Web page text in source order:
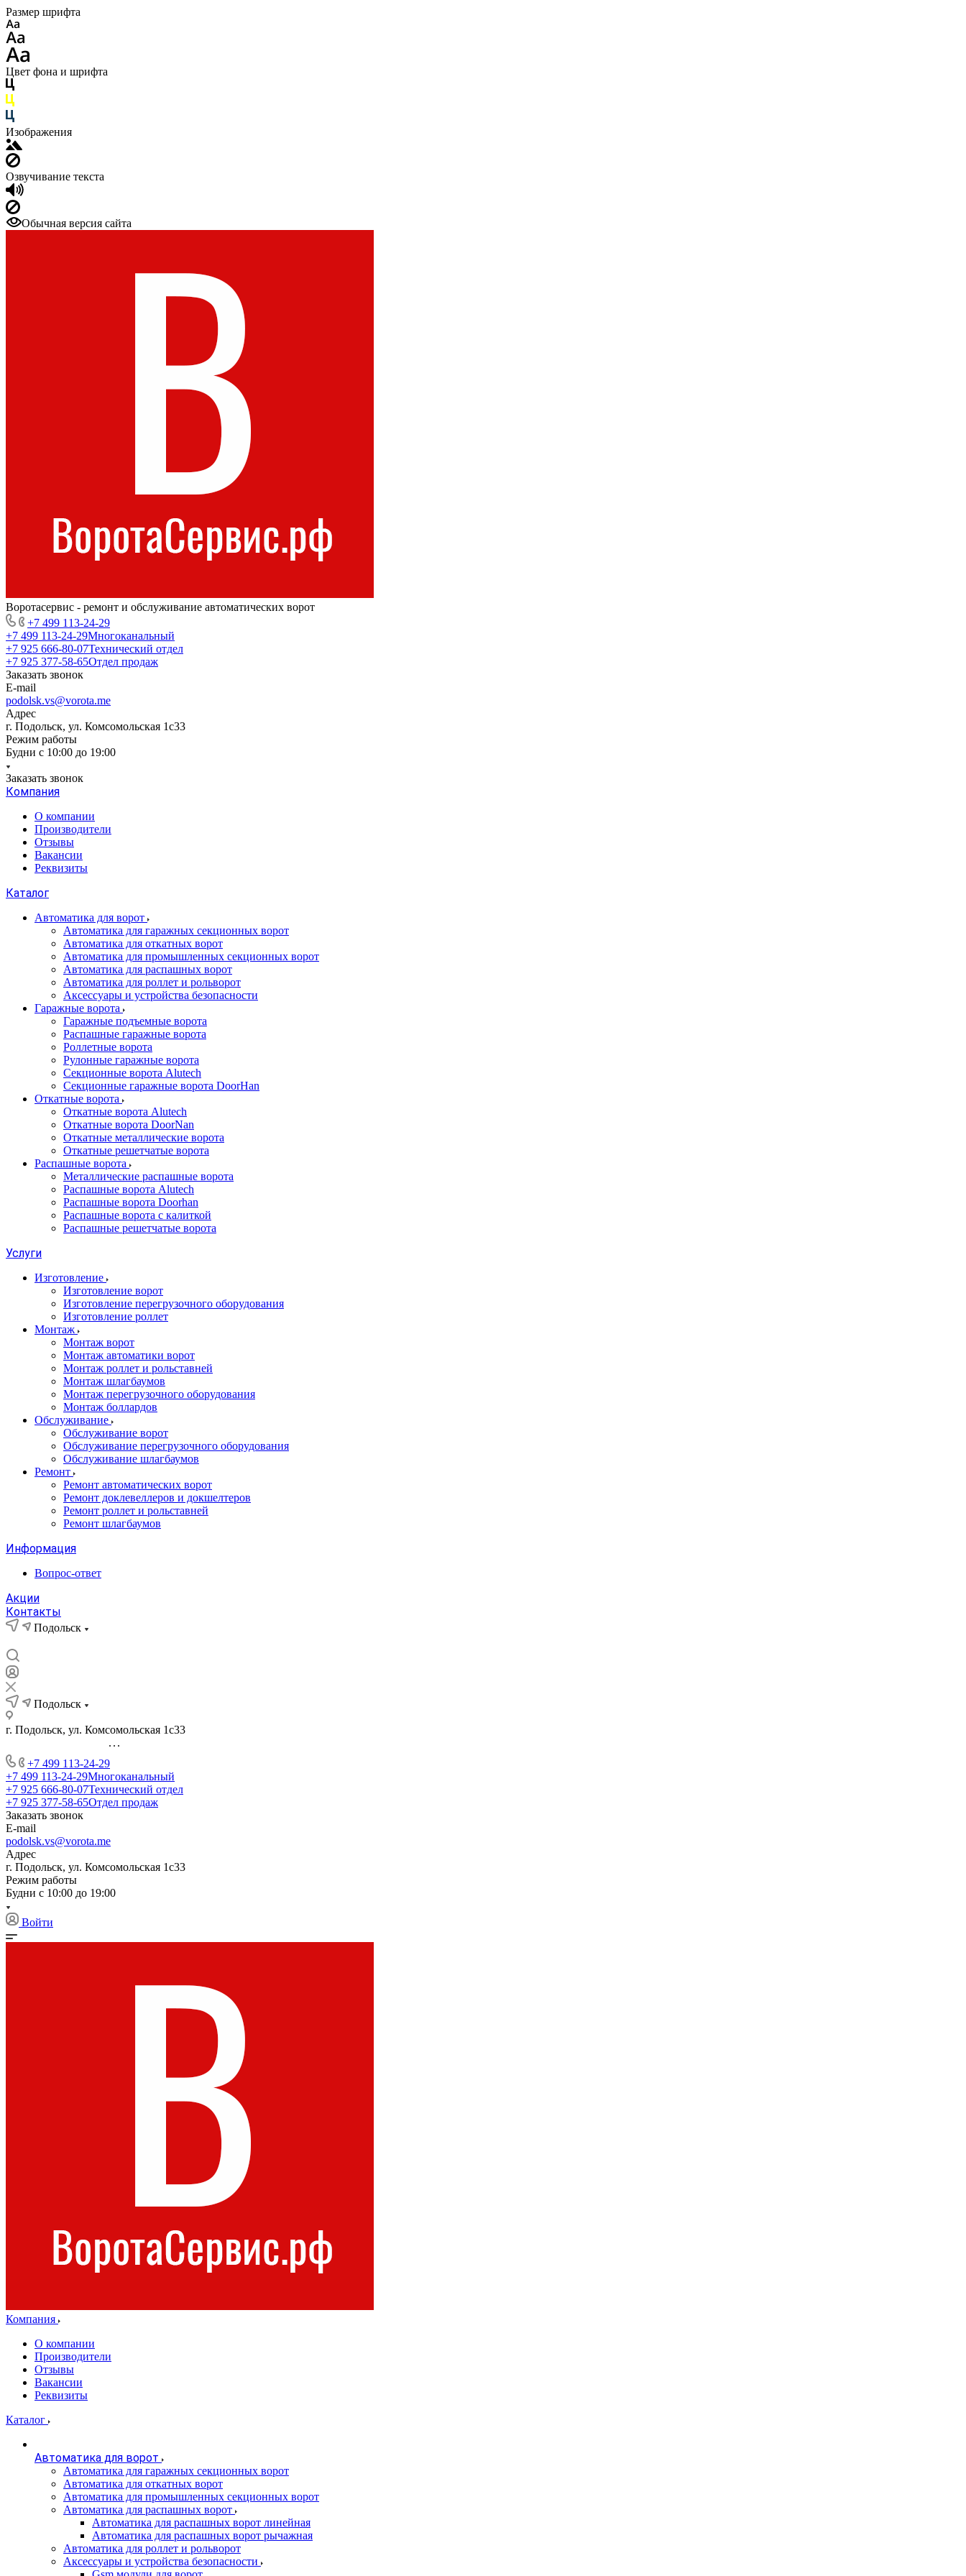
Размер шрифта
Цвет фона и шрифта
Изображения
Озвучивание текста
Обычная версия сайта
Воротасервис - ремонт и обслуживание автоматических ворот
+7 499 113-24-29
+7 499 113-24-29Многоканальный
+7 925 666-80-07Технический отдел
+7 925 377-58-65Отдел продаж
Заказать звонок
E-mail
podolsk.vs@vorota.me
Адрес
г. Подольск, ул. Комсомольская 1с33
Режим работы
Будни с 10:00 до 19:00
Заказать звонок
Компания
О компании
Производители
Отзывы
Вакансии
Реквизиты
Каталог
Автоматика для ворот
Автоматика для гаражных секционных ворот
Автоматика для откатных ворот
Автоматика для промышленных секционных ворот
Автоматика для распашных ворот
Автоматика для роллет и рольворот
Аксессуары и устройства безопасности
Гаражные ворота
Гаражные подъемные ворота
Распашные гаражные ворота
Роллетные ворота
Рулонные гаражные ворота
Секционные ворота Alutech
Секционные гаражные ворота DoorHan
Откатные ворота
Откатные ворота Alutech
Откатные ворота DoorNan
Откатные металлические ворота
Откатные решетчатые ворота
Распашные ворота
Металлические распашные ворота
Распашные ворота Alutech
Распашные ворота Doorhan
Распашные ворота с калиткой
Распашные решетчатые ворота
Услуги
Изготовление
Изготовление ворот
Изготовление перегрузочного оборудования
Изготовление роллет
Монтаж
Монтаж ворот
Монтаж автоматики ворот
Монтаж роллет и рольставней
Монтаж шлагбаумов
Монтаж перегрузочного оборудования
Монтаж боллардов
Обслуживание
Обслуживание ворот
Обслуживание перегрузочного оборудования
Обслуживание шлагбаумов
Ремонт
Ремонт автоматических ворот
Ремонт доклевеллеров и докшелтеров
Ремонт роллет и рольставней
Ремонт шлагбаумов
Информация
Вопрос-ответ
Акции
Контакты
Подольск
Подольск
г. Подольск, ул. Комсомольская 1с33
...
+7 499 113-24-29
+7 499 113-24-29Многоканальный
+7 925 666-80-07Технический отдел
+7 925 377-58-65Отдел продаж
Заказать звонок
E-mail
podolsk.vs@vorota.me
Адрес
г. Подольск, ул. Комсомольская 1с33
Режим работы
Будни с 10:00 до 19:00
Войти
Компания
О компании
Производители
Отзывы
Вакансии
Реквизиты
Каталог
Автоматика для ворот
Автоматика для гаражных секционных ворот
Автоматика для откатных ворот
Автоматика для промышленных секционных ворот
Автоматика для распашных ворот
Автоматика для распашных ворот линейная
Автоматика для распашных ворот рычажная
Автоматика для роллет и рольворот
Аксессуары и устройства безопасности